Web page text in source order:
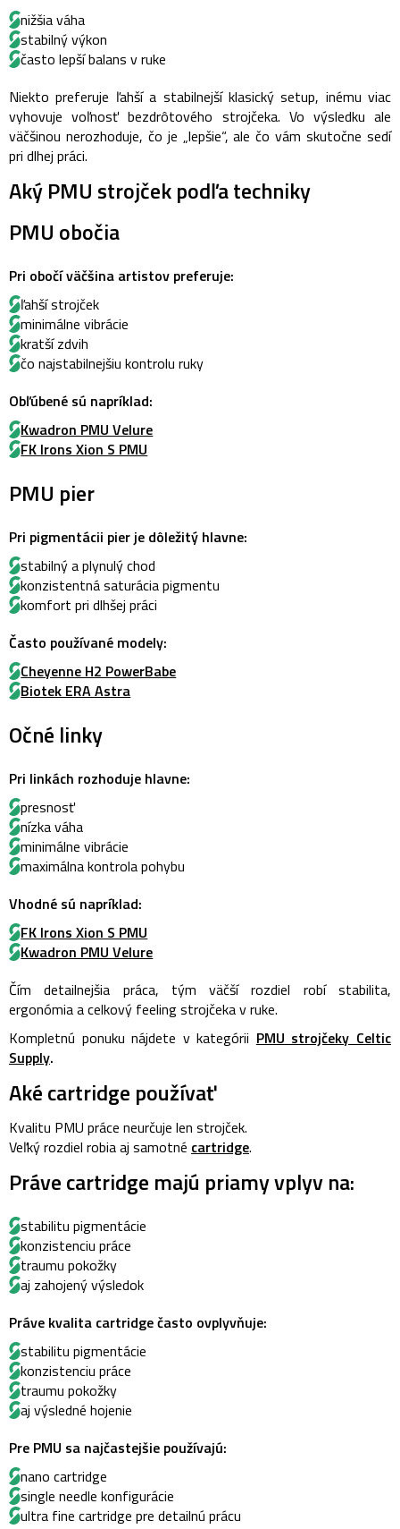
nižšia váha
stabilný výkon
často lepší balans v ruke
Niekto preferuje ľahší a stabilnejší klasický setup, inému viac
vyhovuje voľnosť bezdrôtového strojčeka. Vo výsledku ale
väčšinou nerozhoduje, čo je „lepšie“, ale čo vám skutočne sedí
pri dlhej práci.
Aký PMU strojček podľa techniky
PMU obočia
Pri obočí väčšina artistov preferuje:
ľahší strojček
minimálne vibrácie
kratší zdvih
čo najstabilnejšiu kontrolu ruky
Obľúbené sú napríklad:
Kwadron PMU Velure
FK Irons Xion S PMU
PMU pier
Pri pigmentácii pier je dôležitý hlavne:
stabilný a plynulý chod
konzistentná saturácia pigmentu
komfort pri dlhšej práci
Často používané modely:
Cheyenne H2 PowerBabe
Biotek ERA Astra
Očné linky
Pri linkách rozhoduje hlavne:
presnosť
nízka váha
minimálne vibrácie
maximálna kontrola pohybu
Vhodné sú napríklad:
FK Irons Xion S PMU
Kwadron PMU Velure
Čím detailnejšia práca, tým väčší rozdiel robí stabilita,
ergonómia a celkový feeling strojčeka v ruke.
Kompletnú ponuku nájdete v kategórii PMU strojčeky Celtic
Supply.
Aké cartridge používať
Kvalitu PMU práce neurčuje len strojček.
Veľký rozdiel robia aj samotné cartridge.
Práve cartridge majú priamy vplyv na:
stabilitu pigmentácie
konzistenciu práce
traumu pokožky
aj zahojený výsledok
Práve kvalita cartridge často ovplyvňuje:
stabilitu pigmentácie
konzistenciu práce
traumu pokožky
aj výsledné hojenie
Pre PMU sa najčastejšie používajú:
nano cartridge
single needle konfigurácie
ultra fine cartridge pre detailnú prácu